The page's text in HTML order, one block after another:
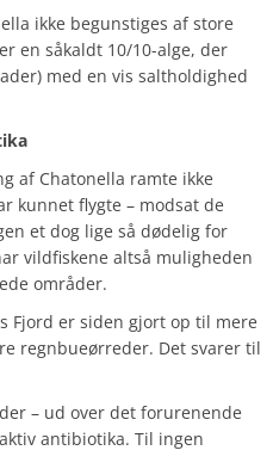
ikke begunstiges af store
en såkaldt 10/10-alge, der
med en vis saltholdighed
af Chatonella ramte ikke
kunnet flygte – modsat de
et dog lige så dødelig for
vildfiskene altså muligheden
områder.
Fjord er siden gjort op til mere
regnbueørreder. Det svarer til
– ud over det forurenende
antibiotika. Til ingen